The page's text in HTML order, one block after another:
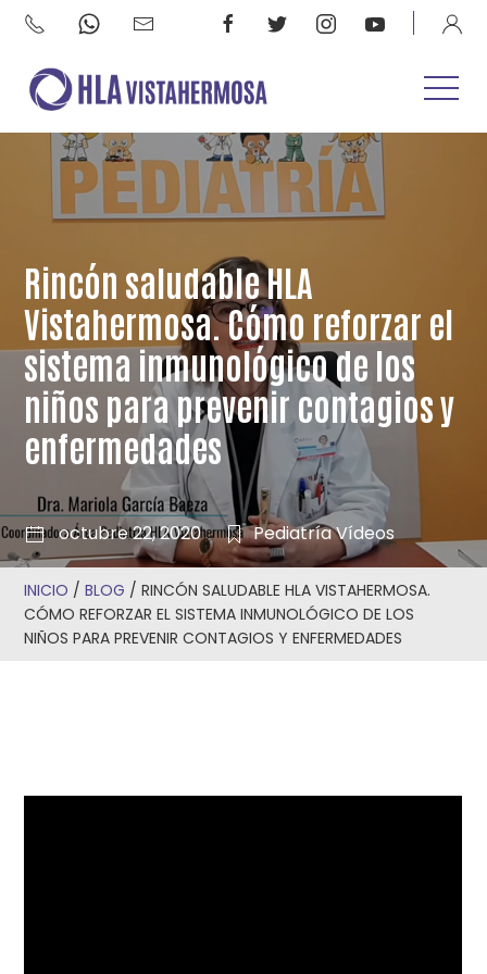
Rincón saludable HLA
Vistahermosa. Cómo reforzar el
sistema inmunológico de los
niños para prevenir contagios y
enfermedades
octubre 22, 2020 PediatríaVídeos
INICIO /BLOG /RINCÓN SALUDABLE HLA VISTAHERMOSA.
CÓMO REFORZAR EL SISTEMA INMUNOLÓGICO DE LOS
NIÑOS PARA PREVENIR CONTAGIOS Y ENFERMEDADES